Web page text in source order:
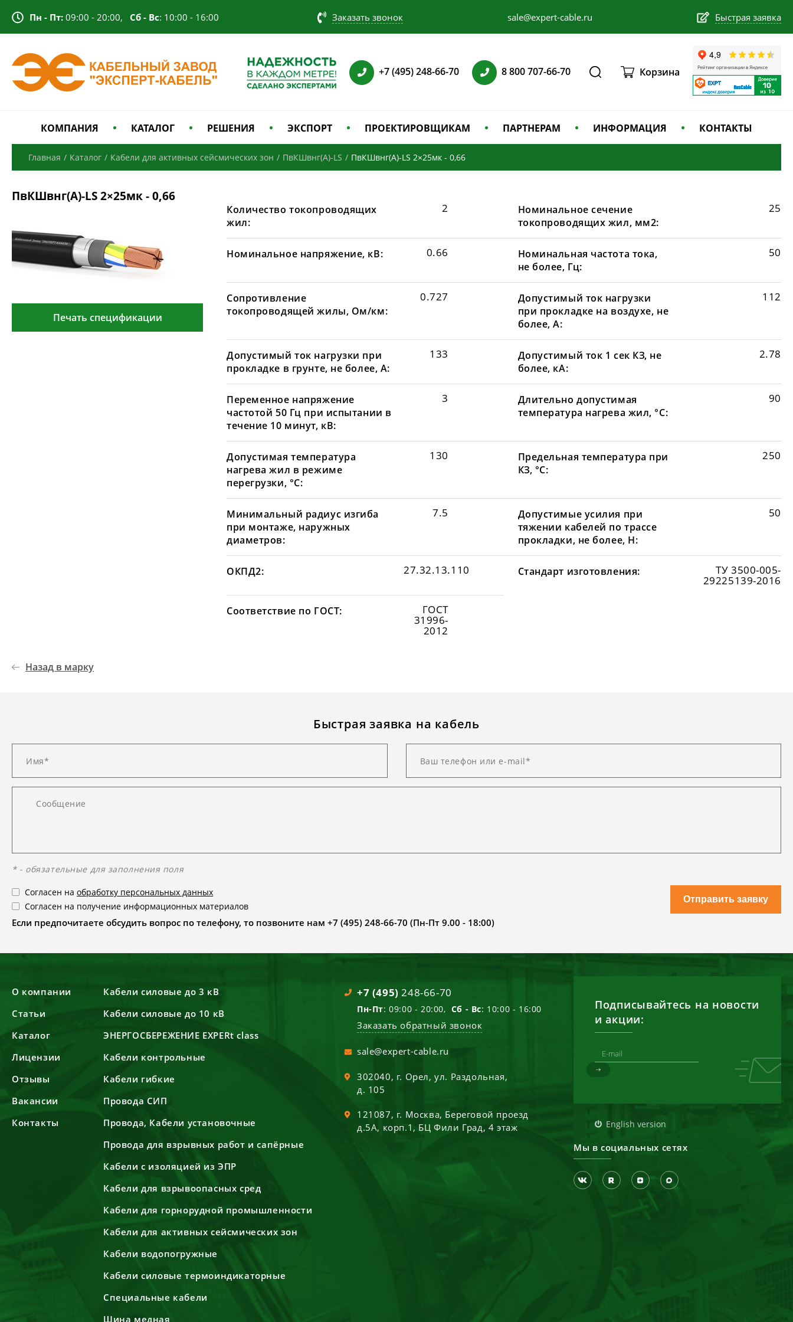
Пн - Пт: 09:00 - 20:00, Сб - Вс: 10:00 - 16:00 Заказать звонок sale@expert-cable.ru Быстрая заявка
+7 (495) 248-66-70 8 800 707-66-70 Корзина
КОМПАНИЯ КАТАЛОГ РЕШЕНИЯ ЭКСПОРТ ПРОЕКТИРОВЩИКАМ ПАРТНЕРАМ ИНФОРМАЦИЯ КОНТАКТЫ
Главная / Каталог / Кабели для активных сейсмических зон / ПвКШвнг(А)-LS / ПвКШвнг(А)-LS 2×25мк - 0,66
ПвКШвнг(А)-LS 2×25мк - 0,66
Печать спецификации
Количество токопроводящих
жил:
2
Номинальное сечение
токопроводящих жил, мм2:
25
Номинальное напряжение, кВ: 0.66
Номинальная частота тока,
не более, Гц:
50
Сопротивление
токопроводящей жилы, Ом/км:
0.727
Допустимый ток нагрузки
при прокладке на воздухе, не
более, А:
112
Допустимый ток нагрузки при
прокладке в грунте, не более, А:
133
Допустимый ток 1 сек КЗ, не
более, кА:
2.78
Переменное напряжение
частотой 50 Гц при испытании в
течение 10 минут, кВ:
3
Длительно допустимая
температура нагрева жил, °С:
90
Допустимая температура
нагрева жил в режиме
перегрузки, °С:
130
Предельная температура при
КЗ, °С:
250
Минимальный радиус изгиба
при монтаже, наружных
диаметров:
7.5
Допустимые усилия при
тяжении кабелей по трассе
прокладки, не более, Н:
50
ОКПД2: 27.32.13.110 Стандарт изготовления: ТУ 3500-005-
29225139-2016
Соответствие по ГОСТ: ГОСТ
31996-
2012
Назад в марку
Быстрая заявка на кабель
* - обязательные для заполнения поля
Согласен на обработку персональных данных
Согласен на получение информационных материалов
Если предпочитаете обсудить вопрос по телефону, то позвоните нам +7 (495) 248-66-70 (Пн-Пт 9.00 - 18:00)
Отправить заявку
О компании
Статьи
Каталог
Лицензии
Отзывы
Вакансии
Контакты
Кабели силовые до 3 кВ
Кабели силовые до 10 кВ
ЭНЕРГОСБЕРЕЖЕНИЕ EXPERt class
Кабели контрольные
Кабели гибкие
Провода СИП
Провода, Кабели установочные
Провода для взрывных работ и сапёрные
Кабели с изоляцией из ЭПР
Кабели для взрывоопасных сред
Кабели для горнорудной промышленности
Кабели для активных сейсмических зон
Кабели водопогружные
Кабели силовые термоиндикаторные
Специальные кабели
Шина медная
+7 (495) 248-66-70
Пн-Пт: 09:00 - 20:00, Сб - Вс: 10:00 - 16:00
Заказать обратный звонок
sale@expert-cable.ru
302040, г. Орел,ул. Раздольная,
д. 105
121087, г. Москва, Береговой проезд
д.5А, корп.1, БЦ Фили Град, 4 этаж
Подписывайтесь на новости
и акции:
English version
Мы в социальных сетях